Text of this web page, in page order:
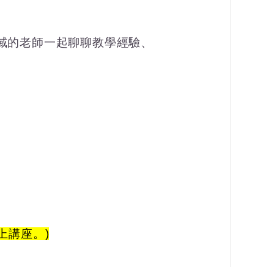
老師一起聊聊教學經驗、
講座。)